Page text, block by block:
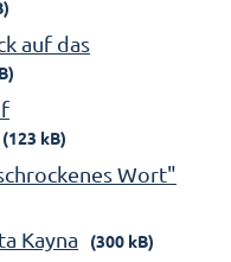
auf das
(123 kB)
Wort"
Kayna (300 kB)